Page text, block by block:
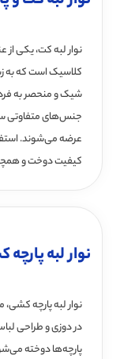
نوار لبه کت، یکی
کلاسیک است که به
شیک و منحصر به فرد
جنس‌های متفاوتی
عرضه می‌شوند.
کیفیت دوخت و
نوار لبه
نوار لبه پارچه
در دوزی و طراحی
پارچه‌ها دوخته